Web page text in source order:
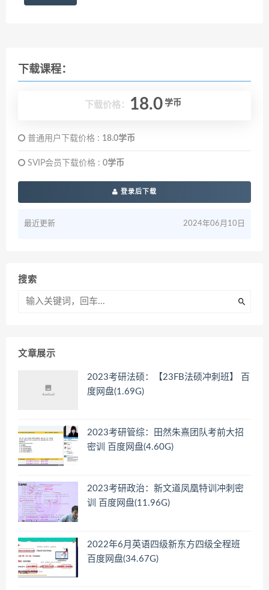
下载课程：
下载价格： 18.0 学币
普通用户下载价格 : 18.0学币
SVIP会员下载价格 : 0学币
登录后下载
最近更新 2024年06月10日
搜索
文章展示
2023考研法硕：【23FB法硕冲刺班】 百
度网盘(1.69G)
2023考研管综：田然朱熹团队考前大招
密训 百度网盘(4.60G)
2023考研政治：新文道凤凰特训冲刺密
训 百度网盘(11.96G)
2022年6月英语四级新东方四级全程班
百度网盘(34.67G)